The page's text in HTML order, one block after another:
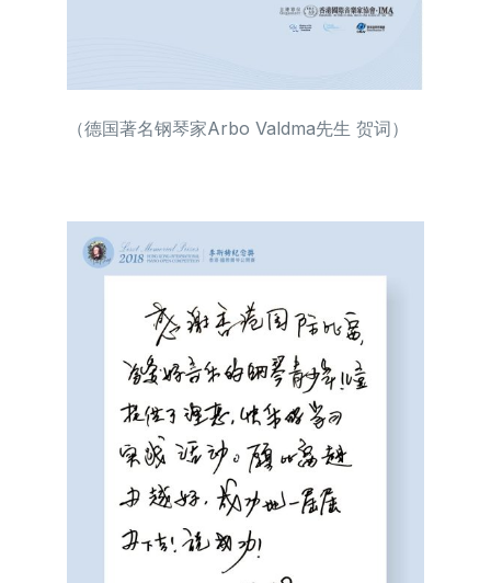
（德国著名钢琴家Arbo Valdma先生 贺词）